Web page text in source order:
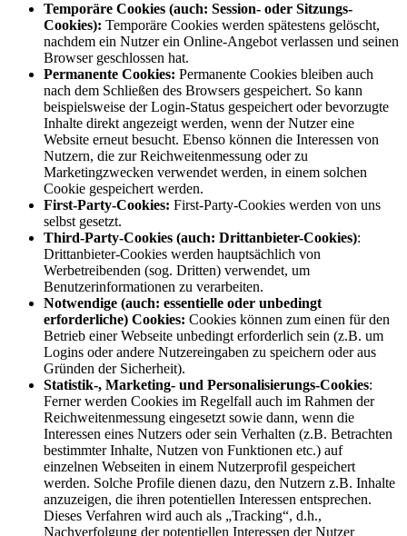
Temporäre Cookies (auch: Session- oder Sitzungs-
Cookies): Temporäre Cookies werden spätestens gelöscht,
nachdem ein Nutzer ein Online-Angebot verlassen und seinen
Browser geschlossen hat.
Permanente Cookies: Permanente Cookies bleiben auch
nach dem Schließen des Browsers gespeichert. So kann
beispielsweise der Login-Status gespeichert oder bevorzugte
Inhalte direkt angezeigt werden, wenn der Nutzer eine
Website erneut besucht. Ebenso können die Interessen von
Nutzern, die zur Reichweitenmessung oder zu
Marketingzwecken verwendet werden, in einem solchen
Cookie gespeichert werden.
First-Party-Cookies: First-Party-Cookies werden von uns
selbst gesetzt.
Third-Party-Cookies (auch: Drittanbieter-Cookies):
Drittanbieter-Cookies werden hauptsächlich von
Werbetreibenden (sog. Dritten) verwendet, um
Benutzerinformationen zu verarbeiten.
Notwendige (auch: essentielle oder unbedingt
erforderliche) Cookies: Cookies können zum einen für den
Betrieb einer Webseite unbedingt erforderlich sein (z.B. um
Logins oder andere Nutzereingaben zu speichern oder aus
Gründen der Sicherheit).
Statistik-, Marketing- und Personalisierungs-Cookies:
Ferner werden Cookies im Regelfall auch im Rahmen der
Reichweitenmessung eingesetzt sowie dann, wenn die
Interessen eines Nutzers oder sein Verhalten (z.B. Betrachten
bestimmter Inhalte, Nutzen von Funktionen etc.) auf
einzelnen Webseiten in einem Nutzerprofil gespeichert
werden. Solche Profile dienen dazu, den Nutzern z.B. Inhalte
anzuzeigen, die ihren potentiellen Interessen entsprechen.
Dieses Verfahren wird auch als „Tracking“, d.h.,
Nachverfolgung der potentiellen Interessen der Nutzer